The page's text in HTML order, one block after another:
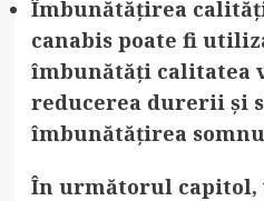
Îmbunătățirea
canabis poate fi
îmbunătăți calitatea
reducerea durerii și
îmbunătățirea
În următorul capitol,